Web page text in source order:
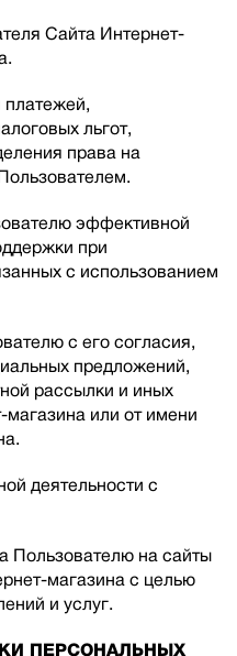
Сайта Интернет-
льгот,
права на
эффективной
при
с использованием
с его согласия,
предложений,
рассылки и иных
или от имени
деятельности с
Пользователю на сайты
магазина с целью
и услуг.
ПЕРСОНАЛЬНЫХ